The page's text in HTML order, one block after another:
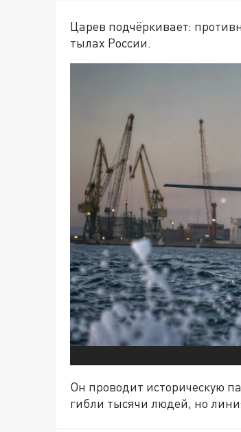
Царев подчёркивает:
тылах России.
Он проводит историческую
гибли тысячи людей, но